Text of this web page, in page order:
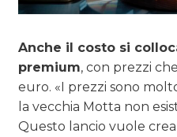
Anche il costo si
premium, con prezzi
euro. «I prezzi sono
la vecchia Motta non
Questo lancio vuole